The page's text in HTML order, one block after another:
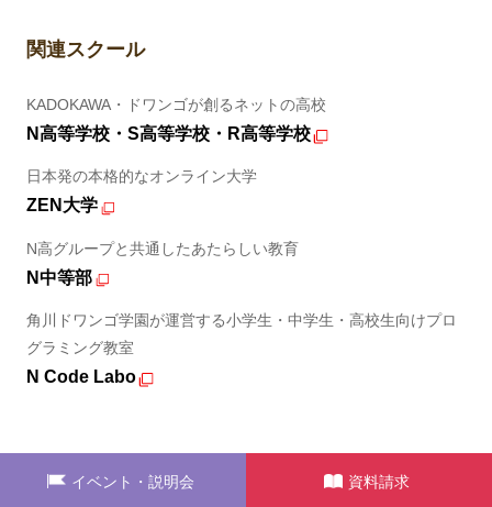
イベント・説明会 資料請求
関連スクール
KADOKAWA・ドワンゴが創るネットの高校
N高等学校・S高等学校・R高等学校
日本発の本格的なオンライン大学
ZEN大学
N高グループと共通したあたらしい教育
N中等部
角川ドワンゴ学園が運営する小学生・中学生・高校生向けプロ
グラミング教室
N Code Labo